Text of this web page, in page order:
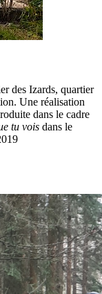
des Izards, quartier
Une réalisation
dans le cadre
tu vois dans le